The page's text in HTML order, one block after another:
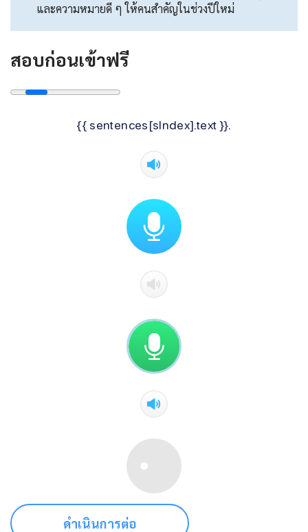
และความหมายดี ๆ ให้คนสำคัญในช่วงปีใหม่
สอบก่อนเข้าฟรี
{{ sentences[sIndex].text }}.
ดำเนินการต่อ